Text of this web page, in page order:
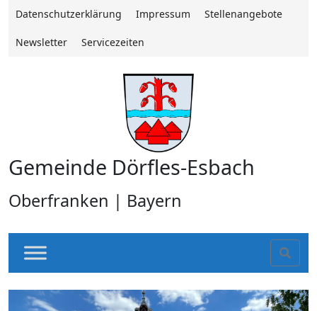
Datenschutzerklärung Impressum Stellenangebote
Newsletter Servicezeiten
Gemeinde Dörfles-Esbach
Oberfranken | Bayern